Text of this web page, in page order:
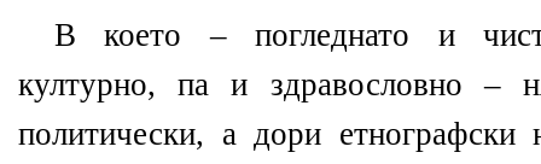
В което – погледнато и
културно, па и здравословно
политически, а дори етнографски